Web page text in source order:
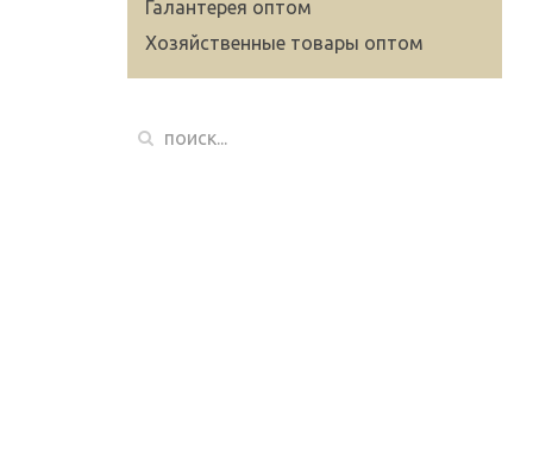
Галантерея оптом
Хозяйственные товары оптом